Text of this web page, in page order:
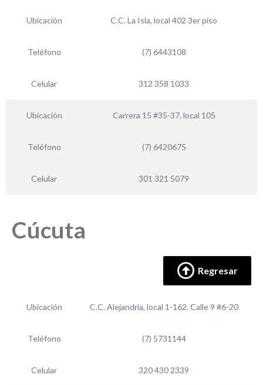
Ubicación C.C. La Isla, local 402 3er piso
Teléfono (7) 6443108
Celular 312 358 1033
Ubicación Carrera 15 #35-37, local 105
Teléfono (7) 6420675
Celular 301 321 5079
Cúcuta
Regresar
Ubicación C.C. Alejandría, local 1-162. Calle 9 #6-20
Teléfono (7) 5731144
Celular 320 430 2339